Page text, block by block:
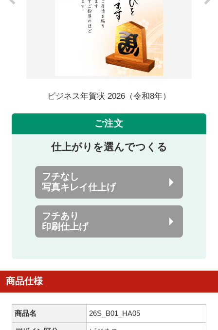
ビジネス年賀状 2026（令和8年）
ご注文
仕上がりを選んでつくる
フチなし
写真キレイ仕上げ
フチあり
印刷仕上げ
商品仕様
商品名 26S_B01_HA05